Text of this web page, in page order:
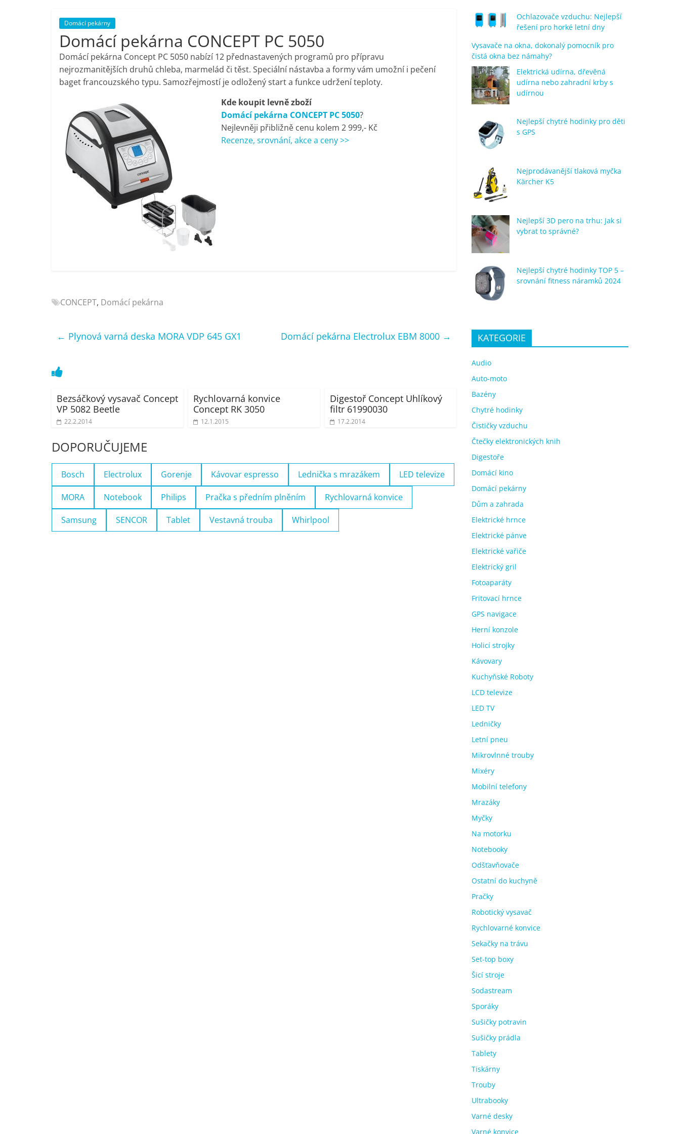
porovnání,
pračky,
televize,
notebooky,
mobilní
telefony,
kávovary,
bazény
recenze,
notebooky,
kávovary,
Domácí pekárny
Domácí pekárna CONCEPT PC 5050
Domácí pekárna Concept PC 5050 nabízí 12 přednastavených programů pro přípravu
nejrozmanitějších druhů chleba, marmelád či těst. Speciální nástavba a formy vám umožní i pečení
baget francouzského typu. Samozřejmostí je odložený start a funkce udržení teploty.
Kde koupit levně zboží
Domácí pekárna CONCEPT PC 5050?
Nejlevněji přibližně cenu kolem 2 999,- Kč
Recenze, srovnání, akce a ceny >>
CONCEPT, Domácí pekárna
← Plynová varná deska MORA VDP 645 GX1 Domácí pekárna Electrolux EBM 8000 →
Bezsáčkový vysavač Concept
VP 5082 Beetle
22.2.2014
Rychlovarná konvice
Concept RK 3050
12.1.2015
Digestoř Concept Uhlíkový
filtr 61990030
17.2.2014
DOPORUČUJEME
Bosch Electrolux Gorenje Kávovar espresso Lednička s mrazákem LED televize
MORA Notebook Philips Pračka s předním plněním Rychlovarná konvice
Samsung SENCOR Tablet Vestavná trouba Whirlpool
Ochlazovače vzduchu: Nejlepší
řešení pro horké letní dny
Vysavače na okna, dokonalý pomocník pro
čistá okna bez námahy?
Elektrická udírna, dřevěná
udírna nebo zahradní krby s
udírnou
Nejlepší chytré hodinky pro děti
s GPS
Nejprodávanější tlaková myčka
Kärcher K5
Nejlepší 3D pero na trhu: Jak si
vybrat to správné?
Nejlepší chytré hodinky TOP 5 –
srovnání fitness náramků 2024
KATEGORIE
Audio
Auto-moto
Bazény
Chytré hodinky
Čističky vzduchu
Čtečky elektronických knih
Digestoře
Domácí kino
Domácí pekárny
Dům a zahrada
Elektrické hrnce
Elektrické pánve
Elektrické vařiče
Elektrický gril
Fotoaparáty
Fritovací hrnce
GPS navigace
Herní konzole
Holicí strojky
Kávovary
Kuchyňské Roboty
LCD televize
LED TV
Ledničky
Letní pneu
Mikrovlnné trouby
Mixéry
Mobilní telefony
Mrazáky
Myčky
Na motorku
Notebooky
Odšťavňovače
Ostatní do kuchyně
Pračky
Robotický vysavač
Rychlovarné konvice
Sekačky na trávu
Set-top boxy
Šicí stroje
Sodastream
Sporáky
Sušičky potravin
Sušičky prádla
Tablety
Tiskárny
Trouby
Ultrabooky
Varné desky
Varné konvice